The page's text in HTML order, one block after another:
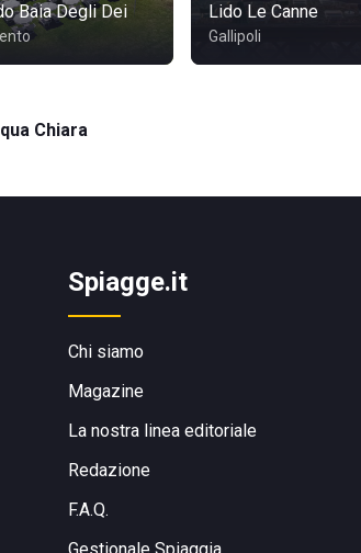
Baia Degli Dei Lido Le Canne
Gallipoli
Chiara
Spiagge.it
Chi siamo
Magazine
La nostra linea editoriale
Redazione
F.A.Q.